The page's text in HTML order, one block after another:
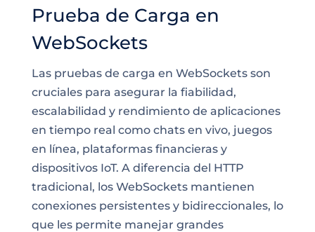
Prueba de Carga en
WebSockets
Las pruebas de carga en WebSockets son
cruciales para asegurar la fiabilidad,
escalabilidad y rendimiento de aplicaciones
en tiempo real como chats en vivo, juegos
en línea, plataformas financieras y
dispositivos IoT. A diferencia del HTTP
tradicional, los WebSockets mantienen
conexiones persistentes y bidireccionales, lo
que les permite manejar grandes